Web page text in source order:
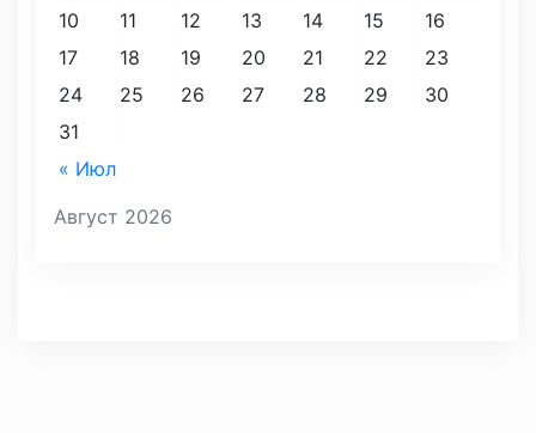
Август 2026
« Июл
10
11 12 13 14 15
16
17
18 19 20 21 22
23
24
25 26 27 28 29
30
31